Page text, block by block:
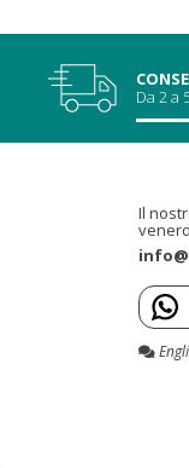
Da 2 a
Il